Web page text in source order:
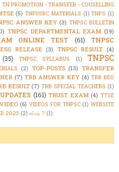
TN PROMOTION - TRANSFER - COUSELLING
(5) TNFUSRC MATERIALS (1) TNPS (1)
ANSWER KEY (3) TNPSC BULLETIN
TNPSC DEPARTMENTAL EXAM (19)
ONLINE TEST (61)
TNPSC
RELEASE (3) TNPSC RESULT (4)
(35) TNPSC SYLLABUS (1)
TNPSC
(2) TOP-POSTS (13) TRANSFER
(7) TRB ANSWER KEY (4) TRB BEO
RESULT (7) TRB SPECIAL TEACHERS (1)
(161) TRUST EXAM (4) TTSE
VIDEO (6) VIDEOS FOR TNPSC (1) WEBSITE
2023 (2) எப்படி ? (1)